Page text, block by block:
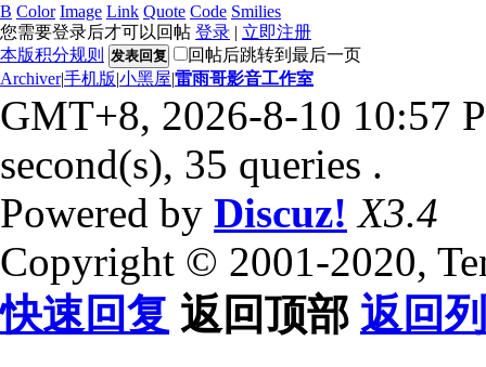
B Color Image Link Quote Code Smilies
您需要登录后才可以回帖 登录 | 立即注册
本版积分规则
发表回复
回帖后跳转到最后一页
Archiver|手机版|小黑屋|雷雨哥影音工作室
GMT+8, 2026-8-10 10:57
second(s), 35 queries .
Powered by Discuz! X3.4
Copyright © 2001-2020,
快速回复 返回顶部 返回